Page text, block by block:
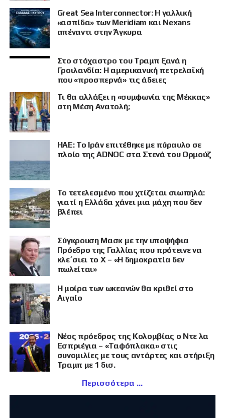
Great Sea Interconnector: Η γαλλική
«ασπίδα» των Meridiam και Nexans
απέναντι στην Άγκυρα
Στο στόχαστρο του Τραμπ ξανά η
Γροιλανδία: Η αμερικανική πετρελαϊκή
που «προσπερνά» τις άδειες
Τι θα αλλάξει η «συμφωνία της Μέκκας»
στη Μέση Ανατολή;
ΗΑΕ: Το Ιράν επιτέθηκε με πύραυλο σε
πλοίο της ADNOC στα Στενά του Ορμούζ
Το τετελεσμένο που χτίζεται σιωπηλά:
γιατί η Ελλάδα χάνει μια μάχη που δεν
βλέπει
Σύγκρουση Μασκ με την υποψήφια
Πρόεδρο της Γαλλίας που πρότεινε να
κλε΄σιει το X – «Η δημοκρατία δεν
πωλείται»
Η μοίρα των ωκεανών θα κριθεί στο
Αιγαίο
Νέος πρόεδρος της Κολομβίας ο Ντε λα
Εσπριέγια – «Ταφόπλακα» στις
συνομιλίες με τους αντάρτες και στήριξη
Τραμπ με 1 δισ.
Περισσότερα